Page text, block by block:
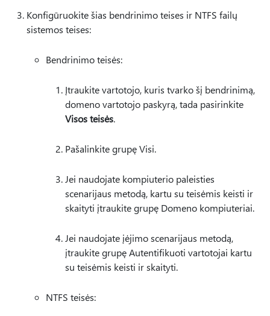
Konfigūruokite šias bendrinimo teises ir NTFS failų
sistemos teises:
Bendrinimo teisės:
Įtraukite vartotojo, kuris tvarko šį bendrinimą,
domeno vartotojo paskyrą, tada pasirinkite
Visos teisės.
Pašalinkite grupę Visi.
Jei naudojate kompiuterio paleisties
scenarijaus metodą, kartu su teisėmis keisti ir
skaityti įtraukite grupę Domeno kompiuteriai.
Jei naudojate įėjimo scenarijaus metodą,
įtraukite grupę Autentifikuoti vartotojai kartu
su teisėmis keisti ir skaityti.
NTFS teisės: